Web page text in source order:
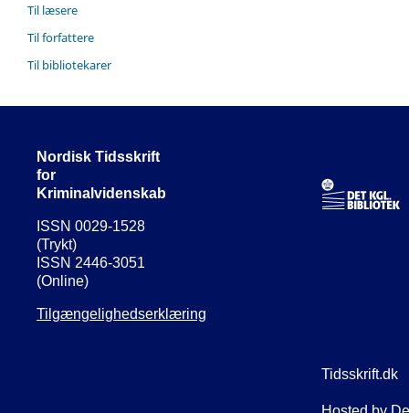
Til læsere
Til forfattere
Til bibliotekarer
Nordisk Tidsskrift
for
Kriminalvidenskab
ISSN 0029-1528
(Trykt)
ISSN 2446-3051
(Online)
Tilgængelighedserklæring